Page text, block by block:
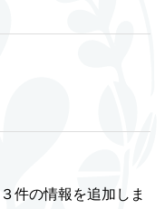
件の情報を追加しま